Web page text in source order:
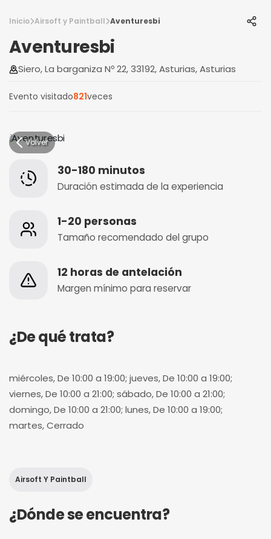
Inicio Airsoft y Paintball Aventuresbi
Aventuresbi
Siero, La barganiza Nº 22, 33192, Asturias, Asturias
Evento visitado821veces
Volver
30-180 minutos
Duración estimada de la experiencia
1-20 personas
Tamaño recomendado del grupo
12 horas de antelación
Margen mínimo para reservar
¿De qué trata?
miércoles, De 10:00 a 19:00; jueves, De 10:00 a 19:00;
viernes, De 10:00 a 21:00; sábado, De 10:00 a 21:00;
domingo, De 10:00 a 21:00; lunes, De 10:00 a 19:00;
martes, Cerrado
Airsoft Y Paintball
¿Dónde se encuentra?